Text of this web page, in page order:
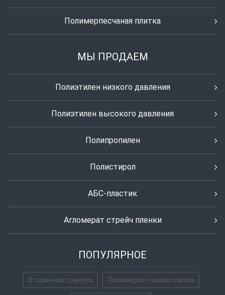
Полимерпесчаная плитка
МЫ ПРОДАЕМ
Полиэтилен низкого давления
Полиэтилен высокого давления
Полипропилен
Полистирол
АБС-пластик
Агломерат стрейч пленки
ПОПУЛЯРНОЕ
Вторичная гранула Полимерпесчаная плитка